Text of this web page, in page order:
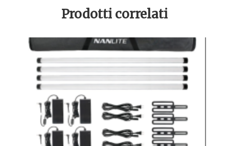
Prodotti correlati